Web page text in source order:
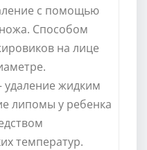
с помощью
Способом
на лице
удаление жидким
липомы у ребенка
температур.